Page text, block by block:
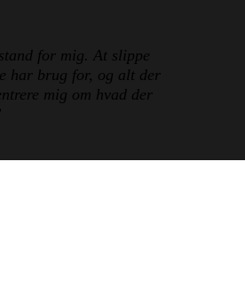
for mig. At slippe
har brug for, og alt der
mig om hvad der